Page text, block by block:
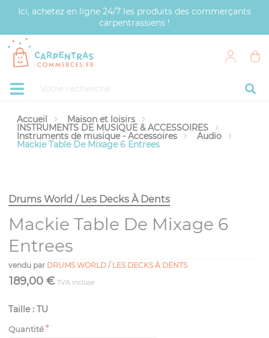
Ici, achetez en ligne 24/7 les produits des commerçants
carpentrassiens !
Accueil Maison et loisirs
INSTRUMENTS DE MUSIQUE & ACCESSOIRES
Instruments de musique - Accessoires Audio
Mackie Table De Mixage 6 Entrees
Drums World / Les Decks À Dents
Mackie Table De Mixage 6
Entrees
vendu par DRUMS WORLD / LES DECKS À DENTS
189,00 € TVA incluse
Taille : TU
Quantité
Panneau de gestion des cookies